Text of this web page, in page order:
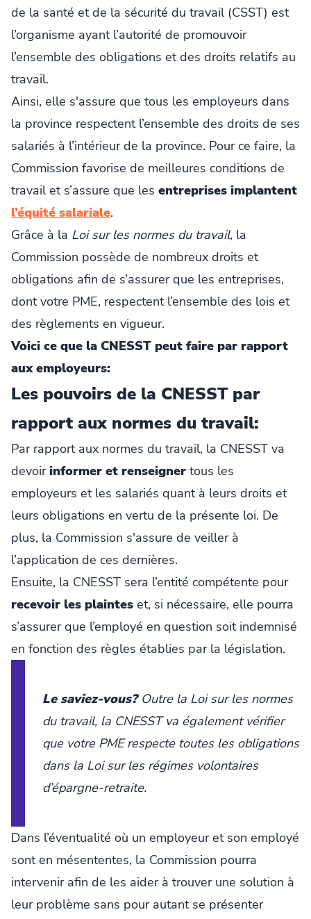
de la santé et de la sécurité du travail (CSST) est
l’organisme ayant l’autorité de promouvoir
l’ensemble des obligations et des droits relatifs au
travail.
Ainsi, elle s'assure que tous les employeurs dans
la province respectent l’ensemble des droits de ses
salariés à l’intérieur de la province. Pour ce faire, la
Commission favorise de meilleures conditions de
travail et s’assure que les entreprises implantent
l’équité salariale.
Grâce à la Loi sur les normes du travail, la
Commission possède de nombreux droits et
obligations afin de s’assurer que les entreprises,
dont votre PME, respectent l’ensemble des lois et
des règlements en vigueur.
Voici ce que la CNESST peut faire par rapport
aux employeurs:
Les pouvoirs de la CNESST par
rapport aux normes du travail:
Par rapport aux normes du travail, la CNESST va
devoirinformer et renseigner tous les
employeurs et les salariés quant à leurs droits et
leurs obligations en vertu de la présente loi. De
plus, la Commission s'assure de veiller à
l’application de ces dernières.
Ensuite, la CNESST sera l’entité compétente pour
recevoir les plaintes et, si nécessaire, elle pourra
s’assurer que l’employé en question soit indemnisé
en fonction des règles établies par la législation.
Le saviez-vous?Outre la Loi sur les normes
du travail, la CNESST va également vérifier
que votre PME respecte toutes les obligations
dans la Loi sur les régimes volontaires
d’épargne-retraite.
Dans l’éventualité où un employeur et son employé
sont en mésententes, la Commission pourra
intervenir afin de les aider à trouver une solution à
leur problème sans pour autant se présenter